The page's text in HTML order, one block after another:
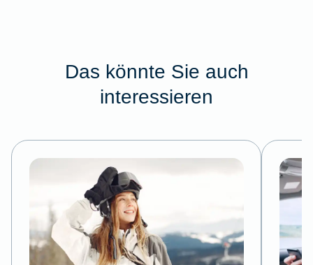
Das könnte Sie auch
interessieren